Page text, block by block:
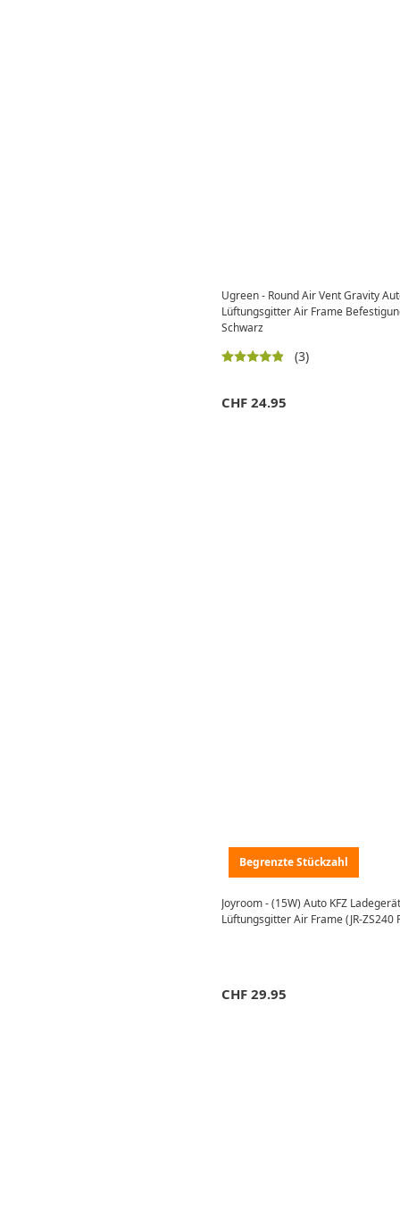
Ugreen - Round Air Vent Gravity
Lüftungsgitter Air Frame
Schwarz
(3)
CHF 24.95
Begrenzte Stückzahl
Joyroom - (15W) Auto KFZ
Lüftungsgitter Air Frame (JR-ZS240
CHF 29.95